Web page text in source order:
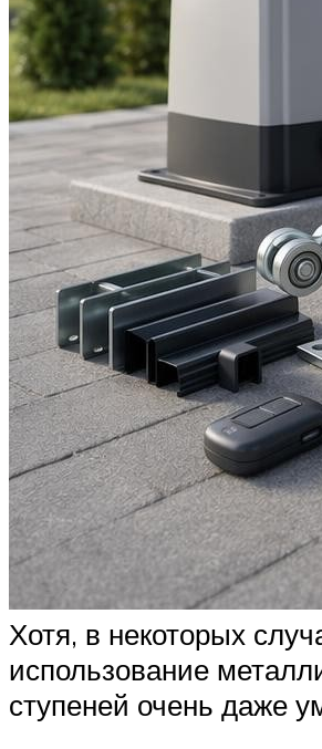
Хотя, в некоторых
использование
ступеней очень даже